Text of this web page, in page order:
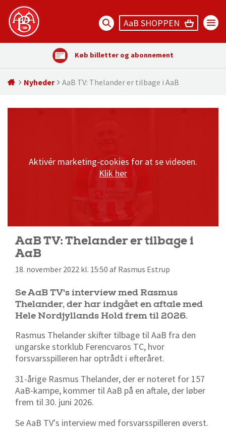
AaB SHOPPEN
Køb billetter og abonnement
Nyheder AaB TV: Thelander er tilbage i AaB
Aktivér marketing-cookies for at se videoen.
Klik her
AaB TV: Thelander er tilbage i
AaB
18. november 2022 kl. 15:50 af Rasmus Estrup
Se AaB TV's interview med Rasmus
Thelander, der har indgået en aftale med
Hele Nordjyllands Hold frem til 2026.
Rasmus Thelander skifter tilbage til AaB fra den
ungarske storklub Ferencvaros TC, hvor
forsvarsspilleren har optrådt i efteråret.
31-årige Rasmus Thelander, der er noteret for 157
AaB-kampe, kommer til AaB på en aftale, der løber
frem til 30. juni 2026.
Se AaB TV's interview med forsvarsspilleren øverst.